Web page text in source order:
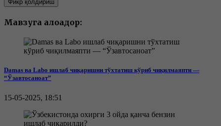
Фикр қолдириш
Мавзуга алоқадор:
Damas ва Labo ишлаб чиқаришни тўхтатиш кўриб чиқилмаяпти —
“Ўзавтосаноат”
15-05-2025, 18:51